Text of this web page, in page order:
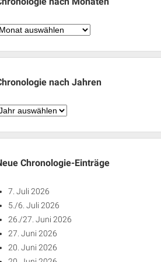
Chronologie
nach Jahren
Chronologie-Einträge
7. Juli 2026
5./6. Juli 2026
26./27. Juni 2026
27. Juni 2026
20. Juni 2026